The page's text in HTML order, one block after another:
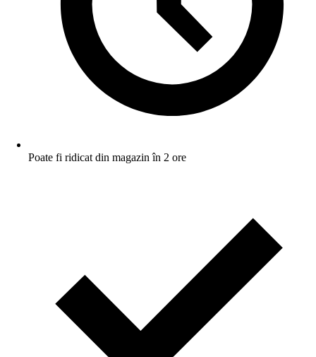
Poate fi ridicat din magazin în 2 ore